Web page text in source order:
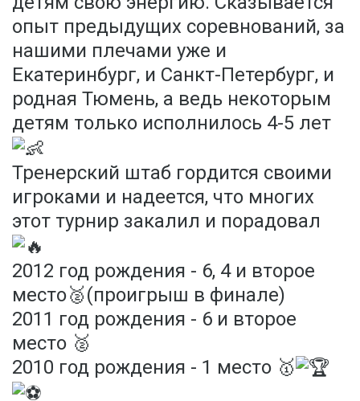
опыт предыдущих соревнований, за
нашими плечами уже и
Екатеринбург, и Санкт-Петербург, и
родная Тюмень, а ведь некоторым
детям только исполнилось 4-5 лет
Тренерский штаб гордится своими
игроками и надеется, что многих
этот турнир закалил и порадовал
2012 год рождения - 6, 4 и второе
место🥈(проигрыш в финале)
2011 год рождения - 6 и второе
место 🥈
2010 год рождения - 1 место 🥇